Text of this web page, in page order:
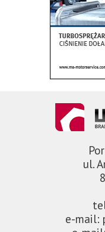
ul.
e-mail: